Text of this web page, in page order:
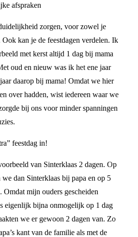
afspraken
zorgen, voor zowel je
kan je de feestdagen verdelen. Ik
met kerst altijd 1 dag bij mama
oud en nieuw was ik het ene jaar
daarop bij mama! Omdat we hier
over hadden, wist iedereen waar we
bij ons voor minder spanningen
feestdag in!
van Sinterklaas 2 dagen. Op
dan Sinterklaas bij papa en op 5
Omdat mijn ouders gescheiden
eigenlijk bijna onmogelijk op 1 dag
we er gewoon 2 dagen van. Zo
kant van de familie als met de